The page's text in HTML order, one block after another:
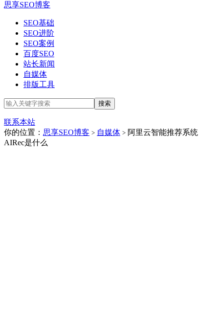
思享SEO博客
SEO基础
SEO进阶
SEO案例
百度SEO
站长新闻
自媒体
排版工具
联系本站
你的位置： 思享SEO博客 > 自媒体 > 阿里云智能推荐系统
AIRec是什么